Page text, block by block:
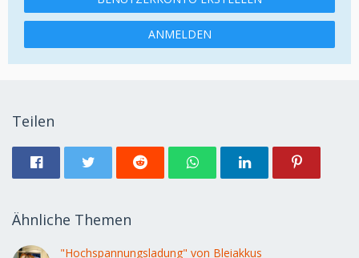
ANMELDEN
Teilen
Ähnliche Themen
"Hochspannungsladung" von Bleiakkus